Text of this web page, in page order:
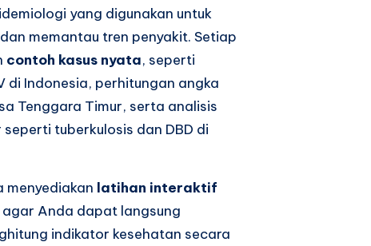
yang digunakan untuk
memantau tren penyakit. Setiap
contoh kasus nyata, seperti
di Indonesia, perhitungan angka
Tenggara Timur, serta analisis
tuberkulosis dan DBD di
menyediakan latihan interaktif
agar Anda dapat langsung
indikator kesehatan secara